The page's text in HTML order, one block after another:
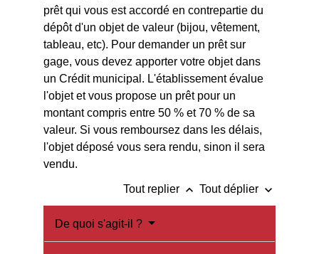
prêt qui vous est accordé en contrepartie du
dépôt d'un objet de valeur (bijou, vêtement,
tableau, etc). Pour demander un prêt sur
gage, vous devez apporter votre objet dans
un Crédit municipal. L'établissement évalue
l'objet et vous propose un prêt pour un
montant compris entre 50 % et 70 % de sa
valeur. Si vous remboursez dans les délais,
l'objet déposé vous sera rendu, sinon il sera
vendu.
Tout replier keyboard_arrow_up Tout déplier keyboard_arrow_down
De quoi s'agit-il ?